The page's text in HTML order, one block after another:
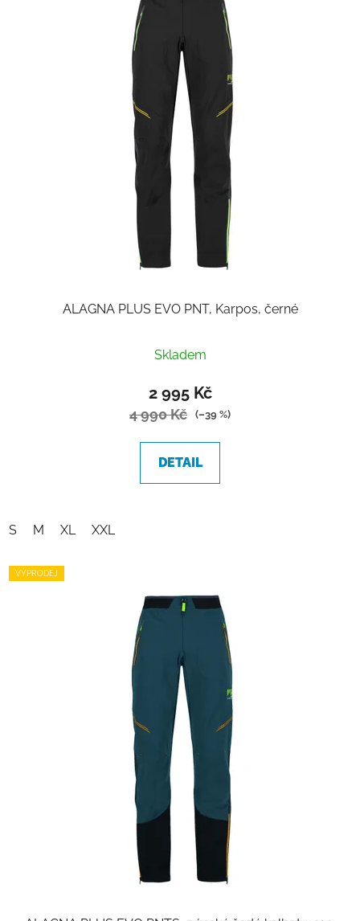
ALAGNA PLUS EVO PNT, Karpos, černé
Skladem
2 995 Kč
4 990 Kč (–39 %)
DETAIL
S M XL XXL
VÝPRODEJ